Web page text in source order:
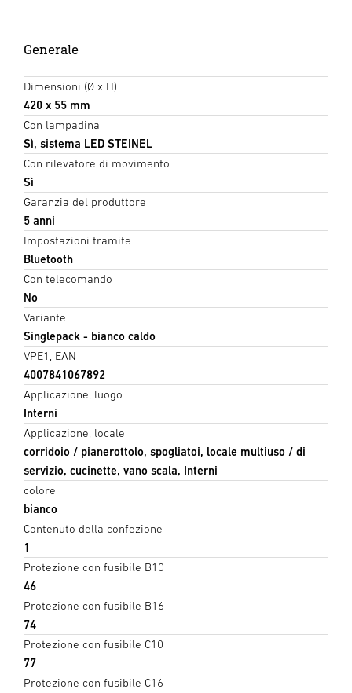
Generale
Dimensioni (Ø x H)
420 x 55 mm
Con lampadina
Sì, sistema LED STEINEL
Con rilevatore di movimento
Sì
Garanzia del produttore
5 anni
Impostazioni tramite
Bluetooth
Con telecomando
No
Variante
Singlepack - bianco caldo
VPE1, EAN
4007841067892
Applicazione, luogo
Interni
Applicazione, locale
corridoio / pianerottolo, spogliatoi, locale multiuso / di
servizio, cucinette, vano scala, Interni
colore
bianco
Contenuto della confezione
1
Protezione con fusibile B10
46
Protezione con fusibile B16
74
Protezione con fusibile C10
77
Protezione con fusibile C16